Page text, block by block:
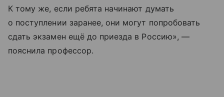
К тому же, если ребята начинают думать
о поступлении заранее, они могут попробовать
сдать экзамен ещё до приезда в Россию», —
пояснила профессор.